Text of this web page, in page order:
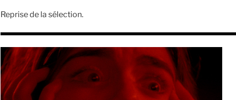
Reprise de la sélection.